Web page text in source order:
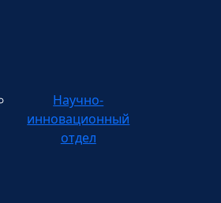
Научно-
инновационный
отдел